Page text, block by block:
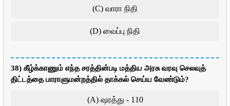
(C) வாரா நிதி
(D) வைப்பு நிதி
38) கீழ்க்காணும் எந்த சரத்தின்படி மத்திய அரசு வரவு செலவுத்
திட்டத்தை பாராளுமன்றத்தில் தாக்கல் செய்ய வேண்டும்?
(A) ஷரத்து - 110